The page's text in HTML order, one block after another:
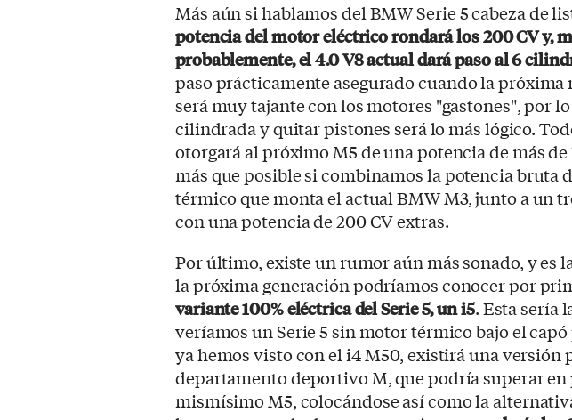
Más aún si hablamos del BMW Serie 5 cabeza de
potencia del motor eléctrico rondará los 200 CV y,
probablemente, el 4.0 V8 actual dará paso al 6
paso prácticamente asegurado cuando la próxima
será muy tajante con los motores "gastones", por
cilindrada y quitar pistones será lo más lógico.
otorgará al próximo M5 de una potencia de más
más que posible si combinamos la potencia bruta
térmico que monta el actual BMW M3, junto a un
con una potencia de 200 CV extras.
Por último, existe un rumor aún más sonado, y es
la próxima generación podríamos conocer por
variante 100% eléctrica del Serie 5, un i5. Esta sería
veríamos un Serie 5 sin motor térmico bajo el
ya hemos visto con el i4 M50, existirá una versión
departamento deportivo M, que podría superar en
mismísimo M5, colocándose así como la